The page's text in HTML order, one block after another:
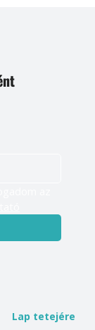
Lap tetejére